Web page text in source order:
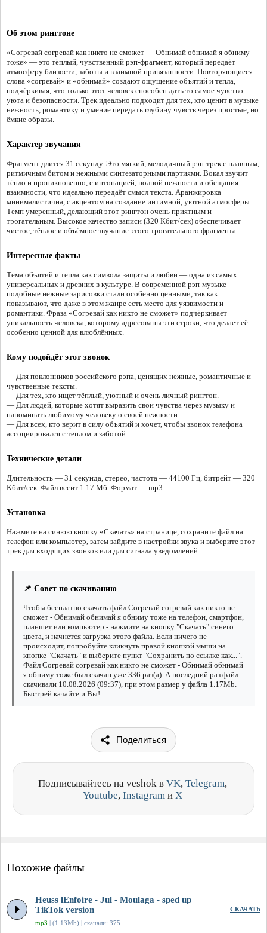
Об этом рингтоне
«Согревай согревай как никто не сможет — Обнимай обнимай я обниму
тоже» — это тёплый, чувственный рэп-фрагмент, который передаёт
атмосферу близости, заботы и взаимной привязанности. Повторяющиеся
слова «согревай» и «обнимай» создают ощущение объятий и тепла,
подчёркивая, что только этот человек способен дать то самое чувство
уюта и безопасности. Трек идеально подходит для тех, кто ценит в музыке
нежность, романтику и умение передать глубину чувств через простые, но
ёмкие образы.
Характер звучания
Фрагмент длится 31 секунду. Это мягкий, мелодичный рэп-трек с плавным,
ритмичным битом и нежными синтезаторными партиями. Вокал звучит
тёпло и проникновенно, с интонацией, полной нежности и обещания
взаимности, что идеально передаёт смысл текста. Аранжировка
минималистична, с акцентом на создание интимной, уютной атмосферы.
Темп умеренный, делающий этот рингтон очень приятным и
трогательным. Высокое качество записи (320 Кбит/сек) обеспечивает
чистое, тёплое и объёмное звучание этого трогательного фрагмента.
Интересные факты
Тема объятий и тепла как символа защиты и любви — одна из самых
универсальных и древних в культуре. В современной рэп-музыке
подобные нежные зарисовки стали особенно ценными, так как
показывают, что даже в этом жанре есть место для уязвимости и
романтики. Фраза «Согревай как никто не сможет» подчёркивает
уникальность человека, которому адресованы эти строки, что делает её
особенно ценной для влюблённых.
Кому подойдёт этот звонок
— Для поклонников российского рэпа, ценящих нежные, романтичные и
чувственные тексты.
— Для тех, кто ищет тёплый, уютный и очень личный рингтон.
— Для людей, которые хотят выразить свои чувства через музыку и
напоминать любимому человеку о своей нежности.
— Для всех, кто верит в силу объятий и хочет, чтобы звонок телефона
ассоциировался с теплом и заботой.
Технические детали
Длительность — 31 секунда, стерео, частота — 44100 Гц, битрейт — 320
Кбит/сек. Файл весит 1.17 Мб. Формат — mp3.
Установка
Нажмите на синюю кнопку «Скачать» на странице, сохраните файл на
телефон или компьютер, затем зайдите в настройки звука и выберите этот
трек для входящих звонков или для сигнала уведомлений.
📌 Совет по скачиванию
Чтобы бесплатно скачать файл Согревай согревай как никто не
сможет - Обнимай обнимай я обниму тоже на телефон, смартфон,
планшет или компьютер - нажмите на кнопку "Скачать" синего
цвета, и начнется загрузка этого файла. Если ничего не
происходит, попробуйте кликнуть правой кнопкой мыши на
кнопке "Скачать" и выберите пункт "Сохранить по ссылке как...".
Файл Согревай согревай как никто не сможет - Обнимай обнимай
я обниму тоже был скачан уже 336 раз(а). А последний раз файл
скачивали 10.08.2026 (09:37), при этом размер у файла 1.17Mb.
Быстрей качайте и Вы!
Поделиться
Подписывайтесь на veshok в VK, Telegram,
Youtube, Instagram и X
Похожие файлы
Heuss lEnfoirе - Jul - Moulaga - sped up
TikTok version
mp3 | (1.13Mb) | скачали: 375
СКАЧАТЬ